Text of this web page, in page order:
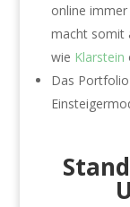
online
macht somit
wie Klarstein
Das